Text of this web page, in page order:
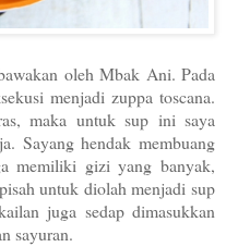
oleh Mbak Ani. Pada
menjadi zuppa toscana.
maka untuk sup ini saya
Sayang hendak membuang
memiliki gizi yang banyak,
untuk diolah menjadi sup
juga sedap dimasukkan
sayuran.